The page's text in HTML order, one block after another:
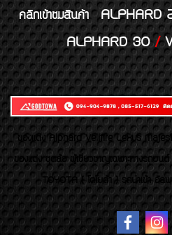
คลิกเข้าชมสินค้า ALPHARD
ALPHARD 30/
ของเเต่ง Alphard Vellfire Lexus
ของแต่ง ชุดล้อ ผู้เชี่ยวชาญเฉพาะทางรถยน
TOYOTA ( โตโยต้า ) รถนำเข้า อัลพ